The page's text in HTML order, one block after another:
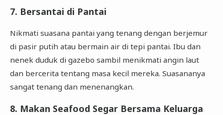
7. Bersantai di Pantai
Nikmati suasana pantai yang tenang dengan berjemur
di pasir putih atau bermain air di tepi pantai. Ibu dan
nenek duduk di gazebo sambil menikmati angin laut
dan bercerita tentang masa kecil mereka. Suasananya
sangat tenang dan menenangkan.
8. Makan Seafood Segar Bersama Keluarga